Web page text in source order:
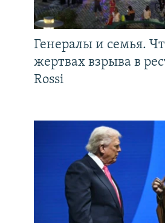
Генералы и семья.
жертвах взрыва в
Rossi